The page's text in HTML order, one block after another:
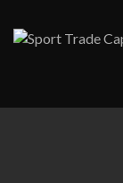
contenido